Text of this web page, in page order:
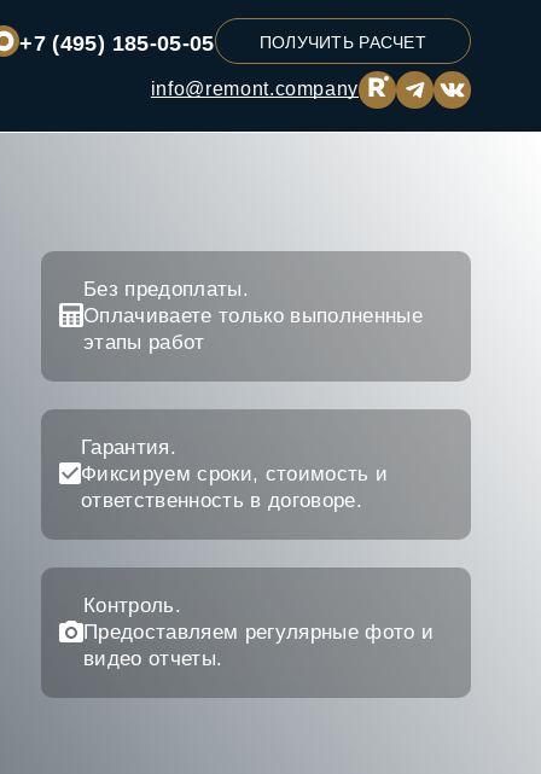
+7 (495) 185-05-05 ПОЛУЧИТЬ РАСЧЕТ
info@remont.company
Без предоплаты.
Оплачиваете только выполненные
этапы работ
Гарантия.
Фиксируем сроки, стоимость и
ответственность в договоре.
Контроль.
Предоставляем регулярные фото и
видео отчеты.